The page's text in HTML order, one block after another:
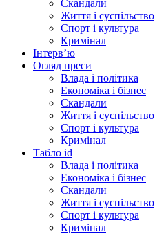
Скандали
Життя і суспільство
Спорт і культура
Кримінал
Інтерв’ю
Огляд преси
Влада і політика
Економіка і бізнес
Скандали
Життя і суспільство
Спорт і культура
Кримінал
Табло id
Влада і політика
Економіка і бізнес
Скандали
Життя і суспільство
Спорт і культура
Кримінал